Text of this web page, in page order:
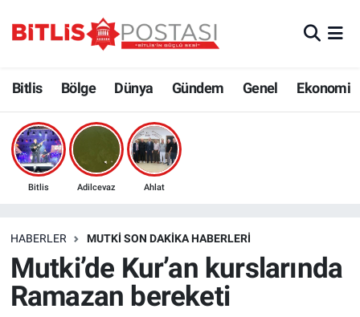
Bitlis Bölge Dünya Gündem Genel Ekonomi
Bitlis Adilcevaz Ahlat
HABERLER MUTKI SON DAKIKA HABERLERI
Mutki’de Kur’an kurslarında
Ramazan bereketi
Bölge
Çevre
Eğitim
Ekonomi
Bitlis Trafik Yoğunluk Haritası
Süper Lig Puan Durumu ve Fikstür
Son Dakika Haberleri
Haber Arşivi